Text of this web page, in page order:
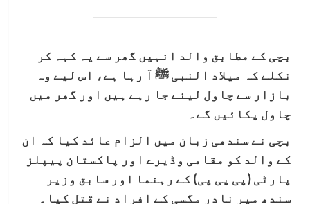
بچی کے مطابق والد انہیں گھر سے یہ کہہ کر
نکلے کہ میلاد النبی ﷺ آ رہا ہے، اس لیے وہ
بازار سے چاول لینے جا رہے ہیں اور گھر میں
چاول پکائیں گے۔
بچی نے سندھی زبان میں الزام عائد کیا کہ ان
کے والد کو مقامی وڈیرے اور پاکستان پیپلز
پارٹی (پی پی پی) کے رہنما اور سابق وزیر
سندھ میر نادر مگسی کے افراد نے قتل کیا۔